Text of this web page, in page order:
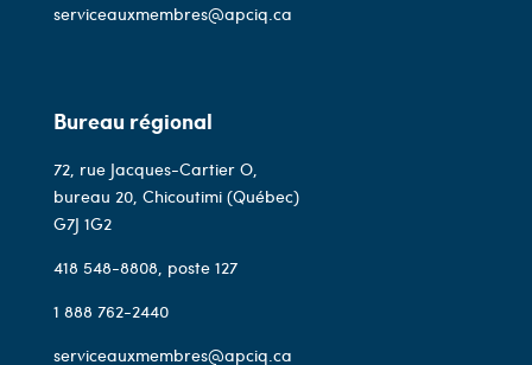
serviceauxmembres@apciq.ca
Bureau régional
72, rue Jacques-Cartier O,
bureau 20, Chicoutimi (Québec)
G7J 1G2
418 548-8808, poste 127
1 888 762-2440
serviceauxmembres@apciq.ca